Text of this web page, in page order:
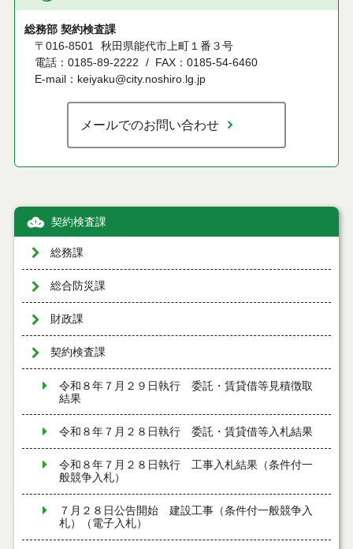
総務部 契約検査課
〒016-8501
秋田県能代市上町１番３号
電話：0185-89-2222
FAX：0185-54-6460
E-mail：keiyaku@city.noshiro.lg.jp
メールでのお問い合わせ
契約検査課
総務課
総合防災課
財政課
契約検査課
令和８年７月２９日執行 委託・賃貸借等見積徴取
結果
令和８年７月２８日執行 委託・賃貸借等入札結果
令和８年７月２８日執行 工事入札結果（条件付一
般競争入札）
７月２８日公告開始 建設工事（条件付一般競争入
札）（電子入札）